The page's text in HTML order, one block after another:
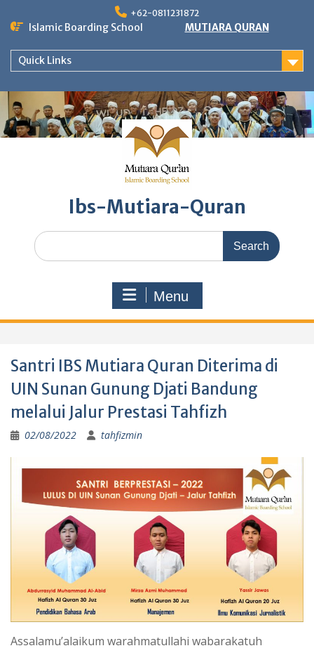
+62-0811231872
Islamic Boarding School MUTIARA QURAN
Quick Links
Ibs-Mutiara-Quran
Search
for:
Menu
Santri IBS Mutiara Quran Diterima di
UIN Sunan Gunung Djati Bandung
melalui Jalur Prestasi Tahfizh
02/08/2022 tahfizmin
Assalamu’alaikum warahmatullahi wabarakatuh